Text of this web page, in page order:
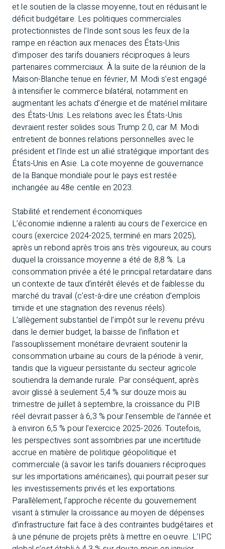
et le soutien de la classe moyenne, tout en réduisant le
déficit budgétaire. Les politiques commerciales
protectionnistes de l’Inde sont sous les feux de la
rampe en réaction aux menaces des États-Unis
d’imposer des tarifs douaniers réciproques à leurs
partenaires commerciaux. À la suite de la réunion de la
Maison-Blanche tenue en février, M. Modi s’est engagé
à intensifier le commerce bilatéral, notamment en
augmentant les achats d’énergie et de matériel militaire
des États-Unis. Les relations avec les États-Unis
devraient rester solides sous Trump 2.0, car M. Modi
entretient de bonnes relations personnelles avec le
président et l’Inde est un allié stratégique important des
États-Unis en Asie. La cote moyenne de gouvernance
de la Banque mondiale pour le pays est restée
inchangée au 48e centile en 2023.
Stabilité et rendement économiques
L’économie indienne a ralenti au cours de l’exercice en
cours (exercice 2024-2025, terminé en mars 2025),
après un rebond après trois ans très vigoureux, au cours
duquel la croissance moyenne a été de 8,8 %. La
consommation privée a été le principal retardataire dans
un contexte de taux d’intérêt élevés et de faiblesse du
marché du travail (c’est-à-dire une création d’emplois
timide et une stagnation des revenus réels).
L’allègement substantiel de l’impôt sur le revenu prévu
dans le dernier budget, la baisse de l’inflation et
l’assouplissement monétaire devraient soutenir la
consommation urbaine au cours de la période à venir,
tandis que la vigueur persistante du secteur agricole
soutiendra la demande rurale. Par conséquent, après
avoir glissé à seulement 5,4 % sur douze mois au
trimestre de juillet à septembre, la croissance du PIB
réel devrait passer à 6,3 % pour l’ensemble de l’année et
à environ 6,5 % pour l’exercice 2025-2026. Toutefois,
les perspectives sont assombries par une incertitude
accrue en matière de politique géopolitique et
commerciale (à savoir les tarifs douaniers réciproques
sur les importations américaines), qui pourrait peser sur
les investissements privés et les exportations.
Parallèlement, l’approche récente du gouvernement
visant à stimuler la croissance au moyen de dépenses
d’infrastructure fait face à des contraintes budgétaires et
à une pénurie de projets prêts à mettre en oeuvre. L’IPC